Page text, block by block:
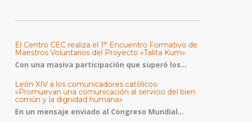
El Centro CEC realiza el 1° Encuentro Formativo de
Maestros Voluntarios del Proyecto «Talita Kum»
Con una masiva participación que superó los...
León XIV a los comunicadores católicos:
«Promuevan una comunicación al servicio del bien
común y la dignidad humana»
En un mensaje enviado al Congreso Mundial...